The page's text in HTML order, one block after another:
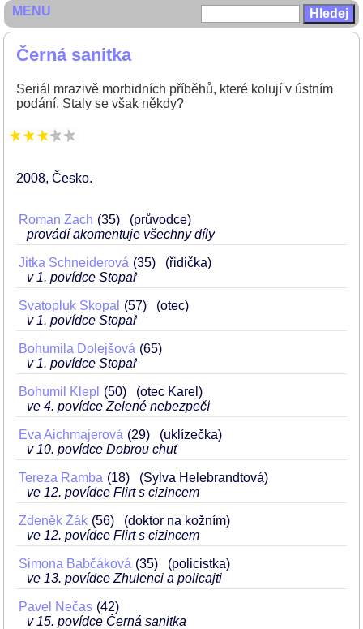
Černá sanitka
Seriál mrazivě morbidních příběhů, které kolují v ústním
podání. Staly se však někdy?
2008 Česko
Roman Zach 35
(průvodce)
provádí akomentuje všechny díly
Jitka Schneiderová 35
(řidička)
v 1. povídce Stopař
Svatopluk Skopal 57
(otec)
v 1. povídce Stopař
Bohumila Dolejšová
65
v 1. povídce Stopař
Bohumil Klepl 50
(otec Karel)
ve 4. povídce Zelené nebezpečí
Eva Aichmajerová 29
(uklízečka)
v 10. povídce Dobrou chuť
Tereza Ramba 18
(Sylva Helebrandtová)
ve 12. povídce Flirt s cizincem
Zdeněk Žák 56
(doktor na kožním)
ve 12. povídce Flirt s cizincem
Simona Babčáková 35
(policistka)
ve 13. povídce Zhulenci a policajti
Pavel Nečas 42
v 15. povídce Černá sanitka
MENU